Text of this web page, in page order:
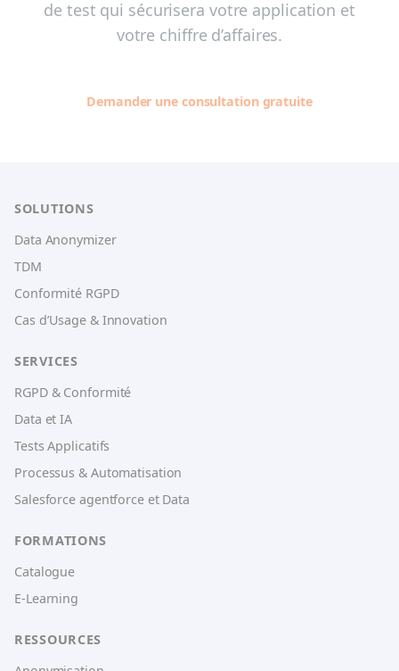
de test qui sécurisera votre application et
votre chiffre d’affaires.
Demander une consultation gratuite
SOLUTIONS
Data Anonymizer
TDM
Conformité RGPD
Cas d’Usage & Innovation
SERVICES
RGPD & Conformité
Data et IA
Tests Applicatifs
Processus & Automatisation
Salesforce agentforce et Data
FORMATIONS
Catalogue
E-Learning
RESSOURCES